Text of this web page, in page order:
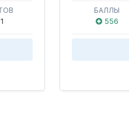
БАЛЛЫ
556